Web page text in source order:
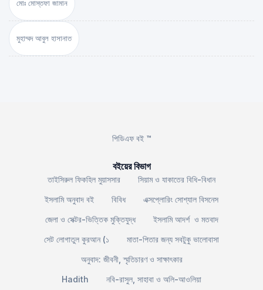
মোঃ মোস্তফা জামান
মুহাম্মদ আবুল হাসানাত
পিডিএফ বই ™
বইয়ের বিভাগ
তাইসিরুল ফিকহিল মুয়াসসার
সিয়াম ও যাকাতের বিধি-বিধান
ইসলামি অনুবাদ বই
বিবিধ
এক্সপ্লোরিং সোশ্যাল বিসনেস
জেলা ও সেক্টর-ভিত্তিক মুক্তিযুদ্ধ
ইসলামি আদর্শ ও মতবাদ
সেট লোগাতুল কুরআন (১
মাতা-পিতার জন্য সবটুকু ভালোবাসা
অনুবাদ: জীবনী, স্মৃতিচারণ ও সাক্ষাৎকার
Hadith
নবি-রাসুল, সাহাবা ও অলি-আওলিয়া